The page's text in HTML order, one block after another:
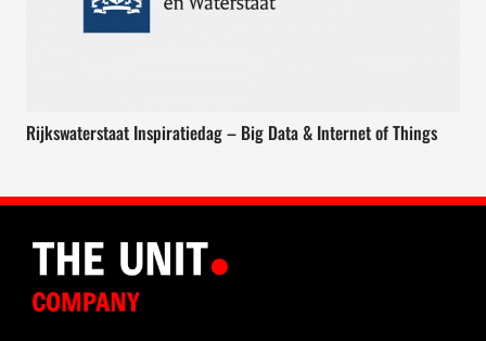
Rijkswaterstaat Inspiratiedag – Big Data & Internet of Things